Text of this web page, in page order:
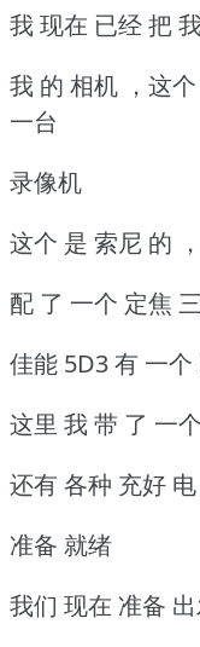
我 现在 已经 把
我 的 相机 ，这
一台
录像机
这个 是 索尼 的
配 了 一个 定焦
佳能 5D3 有 一个
这里 我 带 了 一
还有 各种 充好
准备 就绪
我们 现在 准备